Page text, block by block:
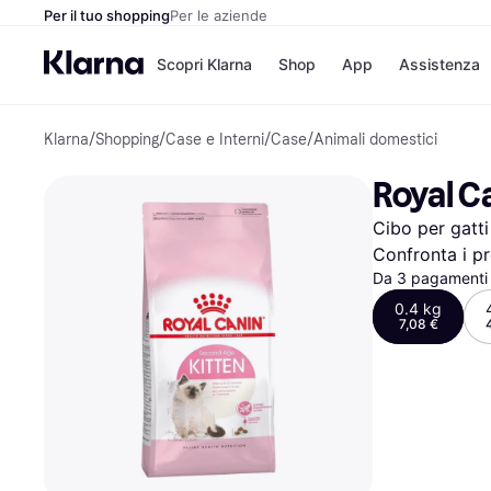
Per il tuo shoppingPer le aziende
Scopri Klarna
Opzioni di
Paga ora
Paga in 3 rate
Paga dopo 30 giorni
Finanziamento
Shop
Negozi
Unieuro
Media
eBay
Zalando
Elenco negozi
App Assistenza
Klarna/Shopping/Case e Interni/Case/Animali domestici
Royal
Cibo per gatti
Confronta i
Da 3
0.4 kg
7,08 €